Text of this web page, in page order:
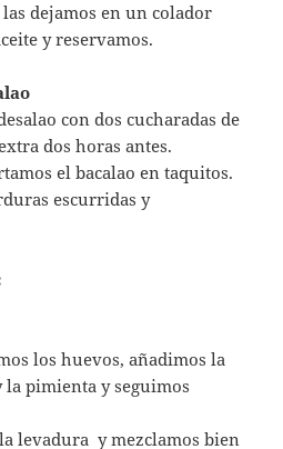
dejamos en un colador
y reservamos.
con dos cucharadas de
dos horas antes.
el bacalao en taquitos.
escurridas y
los huevos, añadimos la
la pimienta y seguimos
levadura y mezclamos bien